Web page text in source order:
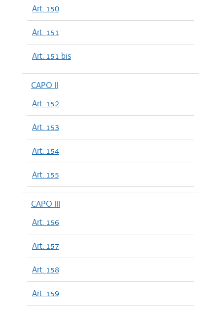
Art. 150
Art. 151
Art. 151 bis
CAPO II
Art. 152
Art. 153
Art. 154
Art. 155
CAPO III
Art. 156
Art. 157
Art. 158
Art. 159